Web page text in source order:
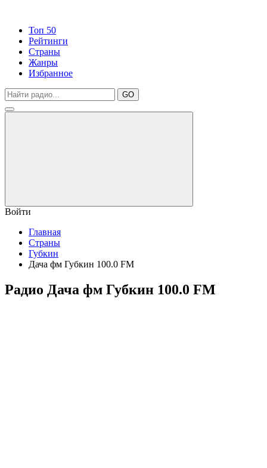
Топ 50
Рейтинги
Страны
Жанры
Избранное
GO
Войти
Главная
Страны
Губкин
Дача фм Губкин 100.0 FM
Радио Дача фм Губкин 100.0 FM